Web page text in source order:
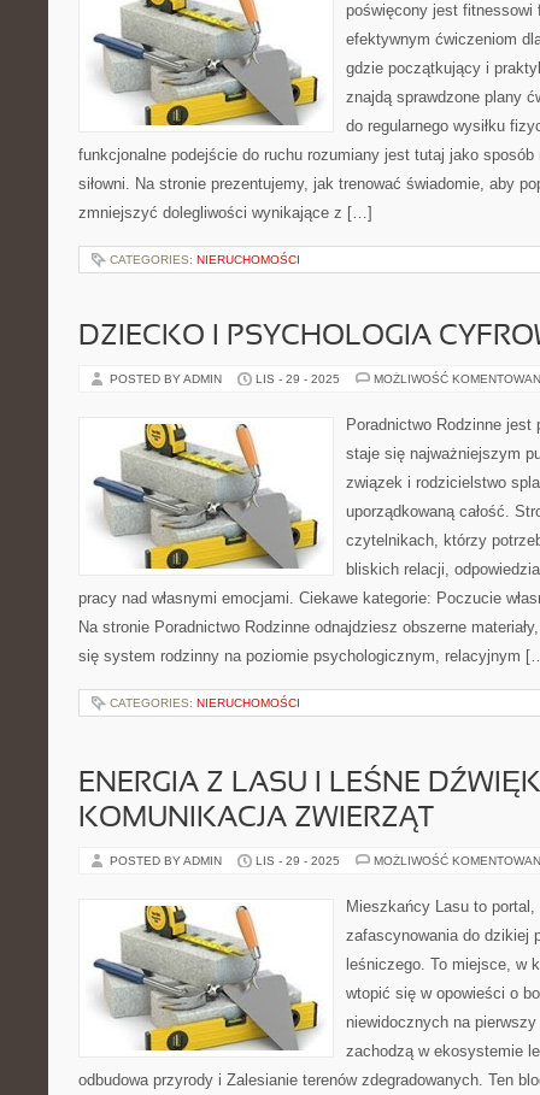
poświęcony jest fitnessowi
efektywnym ćwiczeniom
gdzie początkujący i
znajdą sprawdzone plany
do regularnego wysiłku
funkcjonalne podejście do ruchu rozumiany jest tutaj jako
siłowni. Na stronie prezentujemy, jak trenować świadomie, aby
zmniejszyć dolegliwości wynikające z […]
CATEGORIES: NIERUCHOMOŚCI
DZIECKO I PSYCHOLOGIA
POSTED BY ADMIN LIS - 29 - 2025 MOŻLIWOŚĆ
Poradnictwo Rodzinne
staje się najważniejszym
związek i rodzicielstwo
uporządkowaną całość.
czytelnikach, którzy
bliskich relacji,
pracy nad własnymi emocjami. Ciekawe kategorie: Poczucie
Na stronie Poradnictwo Rodzinne odnajdziesz obszerne
się system rodzinny na poziomie psychologicznym, relacyjnym
CATEGORIES: NIERUCHOMOŚCI
ENERGIA Z LASU I LEŚNE
KOMUNIKACJA ZWIERZĄT
POSTED BY ADMIN LIS - 29 - 2025 MOŻLIWOŚĆ
Mieszkańcy Lasu to portal,
zafascynowania do dzikiej
leśniczego. To miejsce, w
wtopić się w opowieści o
niewidocznych na
zachodzą w ekosystemie
odbudowa przyrody i Zalesianie terenów zdegradowanych. Ten